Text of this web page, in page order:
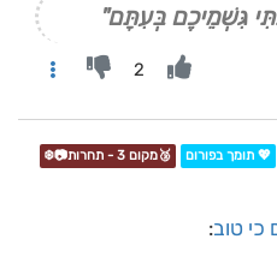
גִּשְׁמֵיכֶם בְּעִתָּם"
2
💖 תומך בפורום 🥉מקום 3 - תחרות📷❄️
כי טוב: